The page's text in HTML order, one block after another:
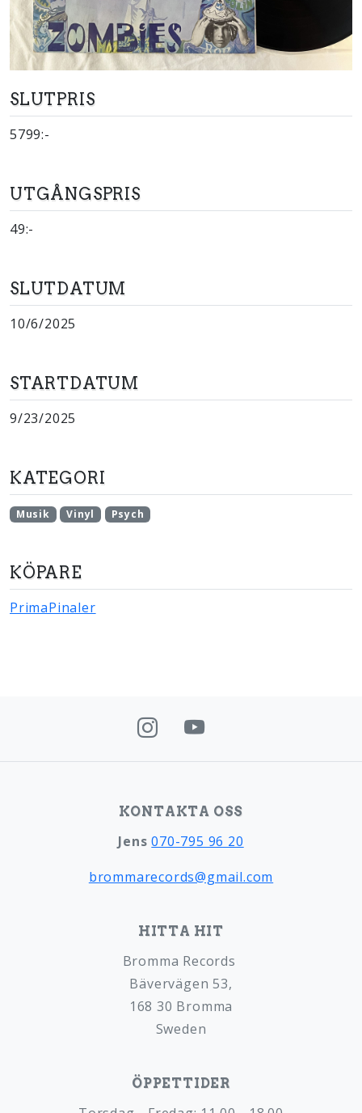
SLUTPRIS
5799:-
UTGÅNGSPRIS
49:-
SLUTDATUM
10/6/2025
STARTDATUM
9/23/2025
KATEGORI
Musik Vinyl Psych
KÖPARE
PrimaPinaler
KONTAKTA OSS
Jens070-795 96 20
brommarecords@gmail.com
HITTA HIT
Bromma Records
Bävervägen 53,
168 30 Bromma
Sweden
ÖPPETTIDER